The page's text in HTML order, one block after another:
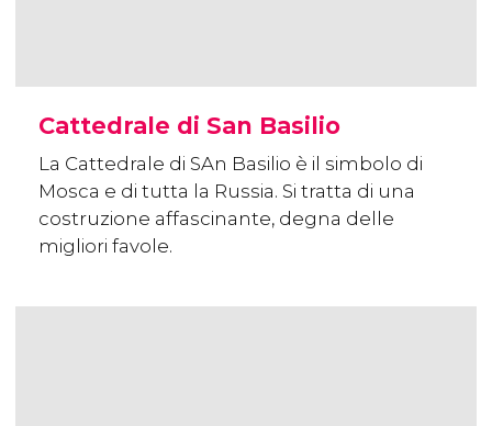
Cattedrale di San Basilio
La Cattedrale di SAn Basilio è il simbolo di
Mosca e di tutta la Russia. Si tratta di una
costruzione affascinante, degna delle
migliori favole.